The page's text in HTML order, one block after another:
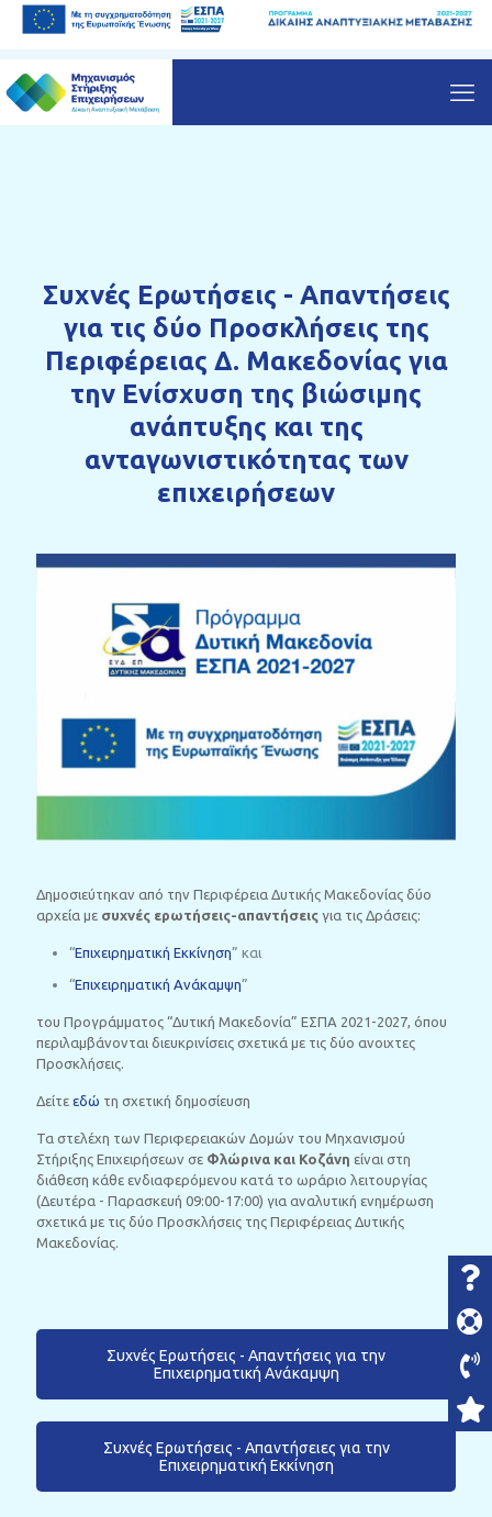
Συχνές Ερωτήσεις - Απαντήσεις
για τις δύο Προσκλήσεις της
Περιφέρειας Δ. Μακεδονίας για
την Ενίσχυση της βιώσιμης
ανάπτυξης και της
ανταγωνιστικότητας των
επιχειρήσεων
Δημοσιεύτηκαν από την Περιφέρεια Δυτικής Μακεδονίας δύο
αρχεία με συχνές ερωτήσεις-απαντήσεις για τις Δράσεις:
“Επιχειρηματική Εκκίνηση” και
“Επιχειρηματική Ανάκαμψη”
του Προγράμματος “Δυτική Μακεδονία” ΕΣΠΑ 2021-2027, όπου
περιλαμβάνονται διευκρινίσεις σχετικά με τις δύο ανοιχτες
Προσκλήσεις.
Δείτε εδώ τη σχετική δημοσίευση
Τα στελέχη των Περιφερειακών Δομών του Μηχανισμού
Στήριξης Επιχειρήσεων σε Φλώρινα και Κοζάνη είναι στη
διάθεση κάθε ενδιαφερόμενου κατά το ωράριο λειτουργίας
(Δευτέρα - Παρασκευή 09:00-17:00) για αναλυτική ενημέρωση
σχετικά με τις δύο Προσκλήσεις της Περιφέρειας Δυτικής
Μακεδονίας.
Συχνές Ερωτήσεις - Απαντήσεις για την
Επιχειρηματική Ανάκαμψη
Συχνές Ερωτήσεις - Απαντήσειες για την
Επιχειρηματική Εκκίνηση